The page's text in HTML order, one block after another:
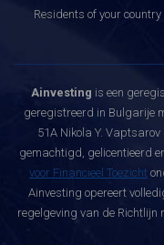
Residents of your
Ainvesting is een
geregistreerd in Bulgarije
51A Nikola Y.
gemachtigd, gelicentieerd
voor Financieel Toezicht
Ainvesting opereert
regelgeving van de Richtlijn